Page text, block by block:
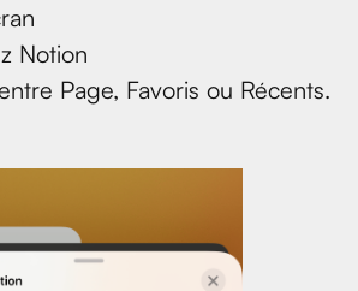
Notion
Page, Favoris ou Récents.